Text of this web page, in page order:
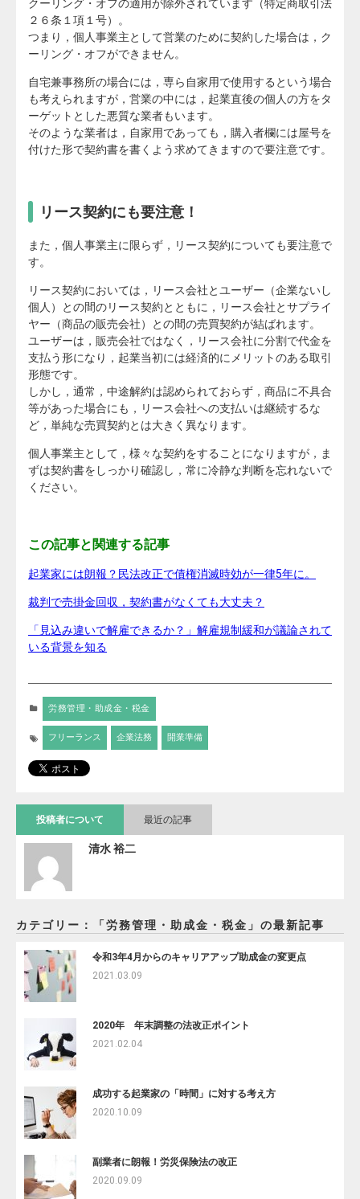
クーリング・オフの適用が除外されています（特定商取引法
２６条１項１号）。
つまり，個人事業主として営業のために契約した場合は，ク
ーリング・オフができません。
自宅兼事務所の場合には，専ら自家用で使用するという場合
も考えられますが，営業の中には，起業直後の個人の方をタ
ーゲットとした悪質な業者もいます。
そのような業者は，自家用であっても，購入者欄には屋号を
付けた形で契約書を書くよう求めてきますので要注意です。
リース契約にも要注意！
また，個人事業主に限らず，リース契約についても要注意で
す。
リース契約においては，リース会社とユーザー（企業ないし
個人）との間のリース契約とともに，リース会社とサプライ
ヤー（商品の販売会社）との間の売買契約が結ばれます。
ユーザーは，販売会社ではなく，リース会社に分割で代金を
支払う形になり，起業当初には経済的にメリットのある取引
形態です。
しかし，通常，中途解約は認められておらず，商品に不具合
等があった場合にも，リース会社への支払いは継続するな
ど，単純な売買契約とは大きく異なります。
個人事業主として，様々な契約をすることになりますが，ま
ずは契約書をしっかり確認し，常に冷静な判断を忘れないで
ください。
この記事と関連する記事
起業家には朗報？民法改正で債権消滅時効が一律5年に。
裁判で売掛金回収，契約書がなくても大丈夫？
「見込み違いで解雇できるか？」解雇規制緩和が議論されて
いる背景を知る
労務管理・助成金・税金
フリーランス 企業法務 開業準備
投稿者について 最近の記事
清水 裕二
カテゴリー：「労務管理・助成金・税金」の最新記事
令和3年4月からのキャリアアップ助成金の変更点
2021.03.09
2020年 年末調整の法改正ポイント
2021.02.04
成功する起業家の「時間」に対する考え方
2020.10.09
副業者に朗報！労災保険法の改正
2020.09.09